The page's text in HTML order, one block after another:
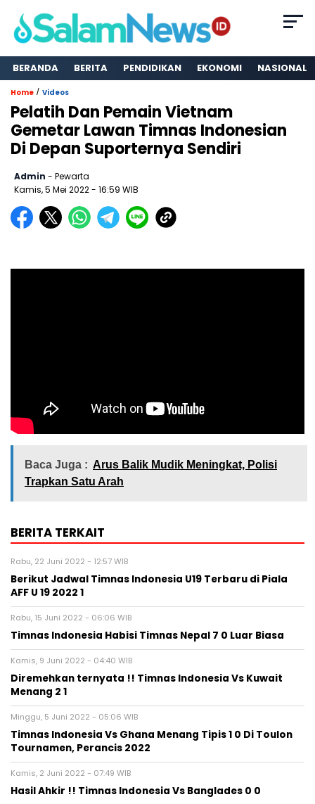
BERANDA BERITA PENDIDIKAN EKONOMI NASIONAL
Home / Videos
Pelatih Dan Pemain Vietnam
Gemetar Lawan Timnas Indonesian
Di Depan Suporternya Sendiri
Admin - Pewarta
Kamis, 5 Mei 2022- 16:59 WIB
Baca Juga : Arus Balik Mudik Meningkat, Polisi
Trapkan Satu Arah
BERITA TERKAIT
Rabu, 22 Juni 2022 - 12:57 WIB
Berikut Jadwal Timnas Indonesia U19 Terbaru di Piala
AFF U 19 2022 1
Rabu, 15 Juni 2022 - 06:06 WIB
Timnas Indonesia Habisi Timnas Nepal 7 0 Luar Biasa
Kamis, 9 Juni 2022 - 04:40 WIB
Diremehkan ternyata !! Timnas Indonesia Vs Kuwait
Menang 2 1
Minggu, 5 Juni 2022 - 05:06 WIB
Timnas Indonesia Vs Ghana Menang Tipis 1 0 Di Toulon
Tournamen, Perancis 2022
Kamis, 2 Juni 2022 - 07:49 WIB
Hasil Ahkir !! Timnas Indonesia Vs Banglades 0 0